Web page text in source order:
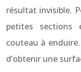
résultat invisible.
petites sections
couteau à
d’obtenir une